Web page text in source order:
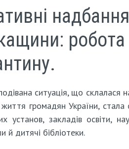
робота
ситуація, що склалася
громадян України,
установ, закладів освіти,
й дитячі бібліотеки.